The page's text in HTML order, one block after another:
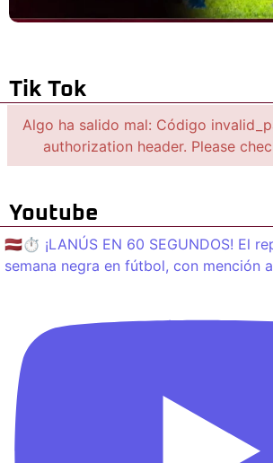
Tik Tok
Algo ha salido mal: Código
authorization header. Please
Youtube
🇱🇻⏱️ ¡LANÚS EN 60 SEGUNDOS! El
semana negra en fútbol, con mención